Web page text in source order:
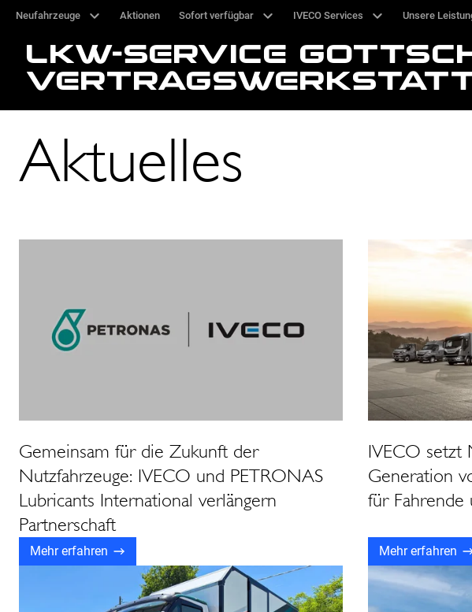
LKW-SERVICE
Neufahrzeuge Aktionen Sofort verfügbar IVECO Services Unsere
Aktuelles
Gemeinsam für die Zukunft der
Nutzfahrzeuge: IVECO und PETRONAS
Lubricants International verlängern
Partnerschaft
Mehr erfahren
IVECO setzt
Generation
für Fahrende
Mehr erfahren